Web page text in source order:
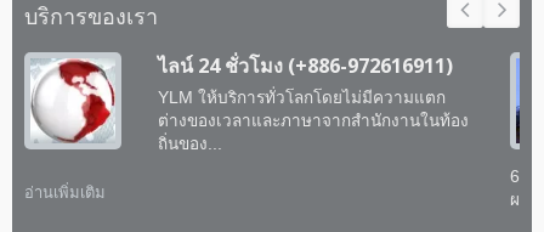
บริการของเรา
ไลน์ 24 ชั่วโมง (+886-972616911)
YLM ให้บริการทั่วโลกโดยไม่มีความแตก
ต่างของเวลาและภาษาจากสำนักงานในท้อง
ถิ่นของ...
อ่านเพิ่มเติม
60
ผสา